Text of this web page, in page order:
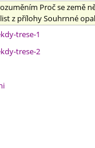
Proč se země
z přílohy Souhrnné
trese-1
trese-2